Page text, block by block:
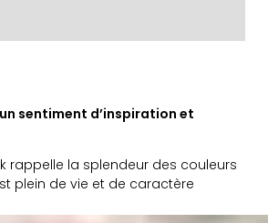
sentiment d’inspiration et
rappelle la splendeur des couleurs
plein de vie et de caractère